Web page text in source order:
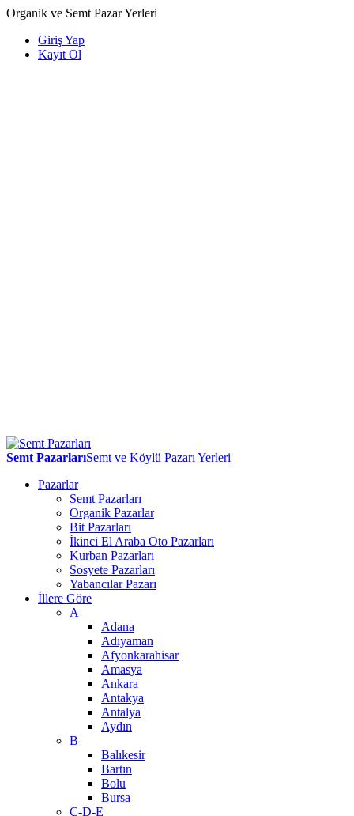
Organik ve Semt Pazar Yerleri
Giriş Yap
Kayıt Ol
Semt PazarlarıSemt ve Köylü Pazarı Yerleri
Pazarlar
Semt Pazarları
Organik Pazarlar
Bit Pazarları
İkinci El Araba Oto Pazarları
Kurban Pazarları
Sosyete Pazarları
Yabancılar Pazarı
İllere Göre
A
Adana
Adıyaman
Afyonkarahisar
Amasya
Ankara
Antakya
Antalya
Aydın
B
Balıkesir
Bartın
Bolu
Bursa
Ç-D-E